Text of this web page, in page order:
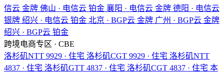
信云 金牌 佛山 · 电信云 铂金 襄阳 · 电信云 金牌 德阳 · 电信云
银牌 绍兴 · 电信云 铂金 北京 · BGP云 金牌 广州 · BGP云 金牌
绍兴 · BGP云 铂金
跨境电商专区 · CBE
洛杉矶NTT 9929 · 住宅 洛杉矶CGT 9929 · 住宅 洛杉矶NTT
4837 · 住宅 洛杉矶GTT 4837 · 住宅 洛杉矶CGT 4837 · 住宅 本